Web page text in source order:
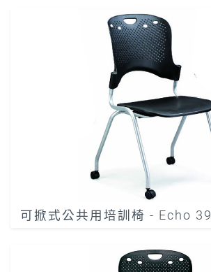
可掀式公共用培訓椅 - Echo 39